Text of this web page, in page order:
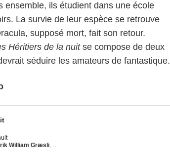
ensemble, ils étudient dans une école
La survie de leur espèce se retrouve
supposé mort, fait son retour.
Héritiers de la nuitse compose de deux
séduire les amateurs de fantastique.
William Græsli, Aisling Sharkey